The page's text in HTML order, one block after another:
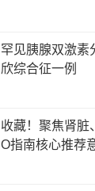
罕见胰腺双激素
欣综合征一例
收藏！聚焦肾脏
O指南核心推荐